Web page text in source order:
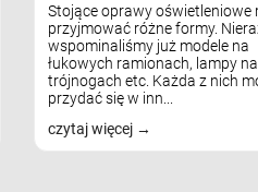
Stojące oprawy oświetleniowe
przyjmować różne formy.
wspominaliśmy już modele na
łukowych ramionach, lampy na
trójnogach etc. Każda z nich
przydać się w inn...
czytaj więcej